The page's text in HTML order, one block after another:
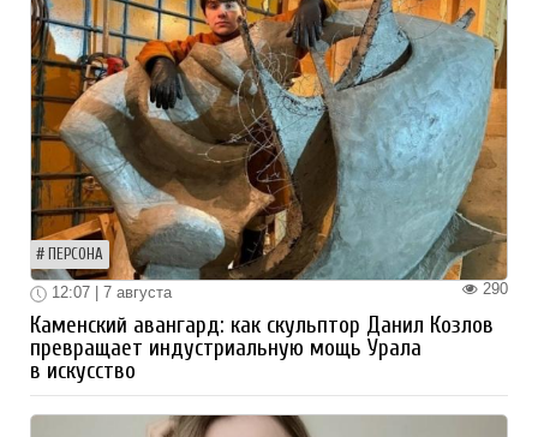
ПЕРСОНА
290
12:07 | 7 августа
Каменский авангард: как скульптор Данил Козлов
превращает индустриальную мощь Урала
в искусство